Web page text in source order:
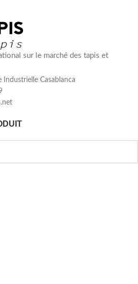
sur le marché des tapis et
Casablanca